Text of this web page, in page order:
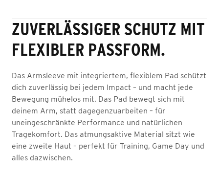
ZUVERLÄSSIGER SCHUTZ MIT
FLEXIBLER PASSFORM.
Das Armsleeve mit integriertem, flexiblem Pad schützt
dich zuverlässig bei jedem Impact – und macht jede
Bewegung mühelos mit. Das Pad bewegt sich mit
deinem Arm, statt dagegenzuarbeiten – für
uneingeschränkte Performance und natürlichen
Tragekomfort. Das atmungsaktive Material sitzt wie
eine zweite Haut – perfekt für Training, Game Day und
alles dazwischen.